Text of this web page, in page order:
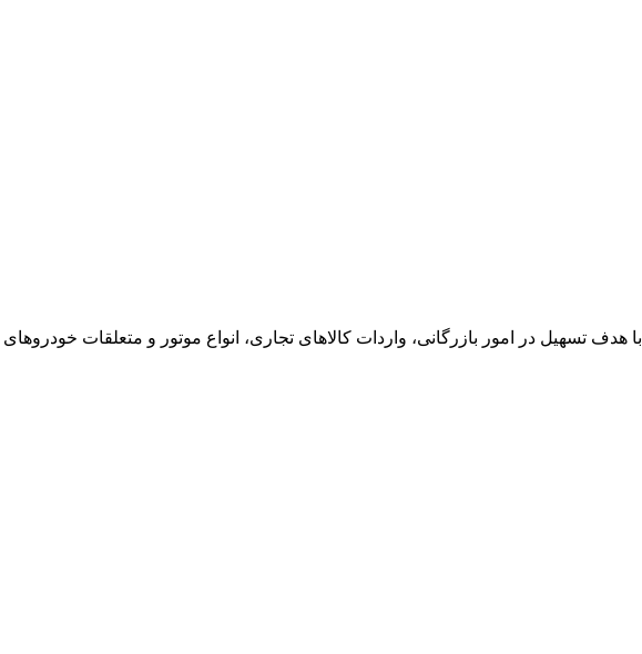
در سال 1399 با هدف تسهیل در امور بازرگانی، واردات کالاهای تجاری، انواع موتور و متعلقات